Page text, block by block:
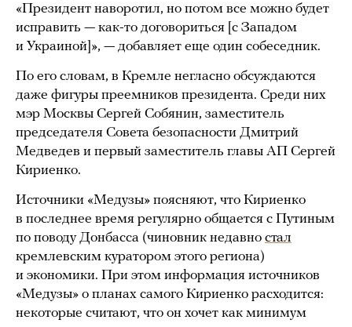
«Президент наворотил, но потом все можно будет
исправить — как-то договориться [с Западом
и Украиной]», — добавляет еще один собеседник.
По его словам, в Кремле негласно обсуждаются
даже фигуры преемников президента. Среди них
мэр Москвы Сергей Собянин, заместитель
председателя Совета безопасности Дмитрий
Медведев и первый заместитель главы АП Сергей
Кириенко.
Источники «Медузы» поясняют, что Кириенко
в последнее время регулярно общается с Путиным
по поводу Донбасса (чиновник недавно стал
кремлевским куратором этого региона)
и экономики. При этом информация источников
«Медузы» о планах самого Кириенко расходится:
некоторые считают, что он хочет как минимум